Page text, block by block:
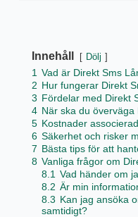
Innehåll Dölj
1 Vad är Direkt Sms
2 Hur fungerar Direkt
3 Fördelar med Direkt
4 När ska du överväga
5 Kostnader
6 Säkerhet och risker
7 Bästa tips för att
8 Vanliga frågor om
8.1 Vad händer om
8.2 Är min
8.3 Kan jag ansöka
samtidigt?